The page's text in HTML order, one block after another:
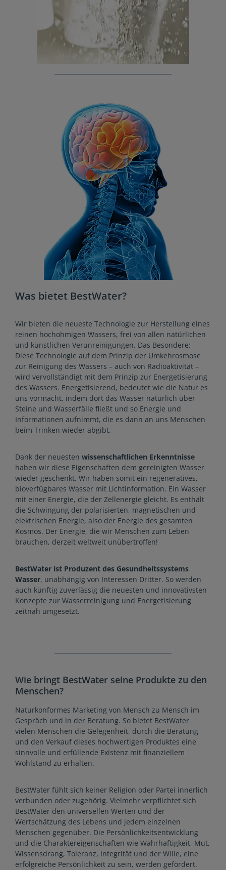
Was bietet BestWater?
Wir bieten die neueste Technologie zur Herstellung eines
reinen hochohmigen Wassers, frei von allen natürlichen
und künstlichen Verunreinigungen. Das Besondere:
Diese Technologie auf dem Prinzip der Umkehrosmose
zur Reinigung des Wassers – auch von Radioaktivität –
wird vervollständigt mit dem Prinzip zur Energetisierung
des Wassers. Energetisierend, bedeutet wie die Natur es
uns vormacht, indem dort das Wasser natürlich über
Steine und Wasserfälle fließt und so Energie und
Informationen aufnimmt, die es dann an uns Menschen
beim Trinken wieder abgibt.
Dank der neuesten wissenschaftlichen Erkenntnisse
haben wir diese Eigenschaften dem gereinigten Wasser
wieder geschenkt. Wir haben somit ein regeneratives,
bioverfügbares Wasser mit Lichtinformation. Ein Wasser
mit einer Energie, die der Zellenergie gleicht. Es enthält
die Schwingung der polarisierten, magnetischen und
elektrischen Energie, also der Energie des gesamten
Kosmos. Der Energie, die wir Menschen zum Leben
brauchen, derzeit weltweit unübertroffen!
BestWater ist Produzent des Gesundheitssystems
Wasser, unabhängig von Interessen Dritter. So werden
auch künftig zuverlässig die neuesten und innovativsten
Konzepte zur Wasserreinigung und Energetisierung
zeitnah umgesetzt.
Wie bringt BestWater seine Produkte zu den
Menschen?
Naturkonformes Marketing von Mensch zu Mensch im
Gespräch und in der Beratung. So bietet BestWater
vielen Menschen die Gelegenheit, durch die Beratung
und den Verkauf dieses hochwertigen Produktes eine
sinnvolle und erfüllende Existenz mit finanziellem
Wohlstand zu erhalten.
BestWater fühlt sich keiner Religion oder Partei innerlich
verbunden oder zugehörig. Vielmehr verpflichtet sich
BestWater den universellen Werten und der
Wertschätzung des Lebens und jedem einzelnen
Menschen gegenüber. Die Persönlichkeitsentwicklung
und die Charaktereigenschaften wie Wahrhaftigkeit, Mut,
Wissensdrang, Toleranz, Integrität und der Wille, eine
erfolgreiche Persönlichkeit zu sein, werden gefördert.